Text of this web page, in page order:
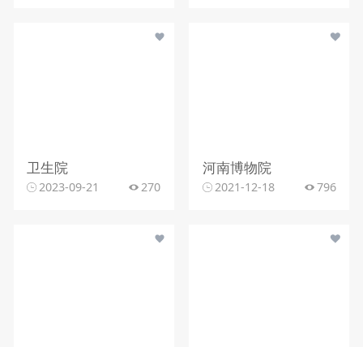
卫生院
2023-09-21 270
河南博物院
2021-12-18 796